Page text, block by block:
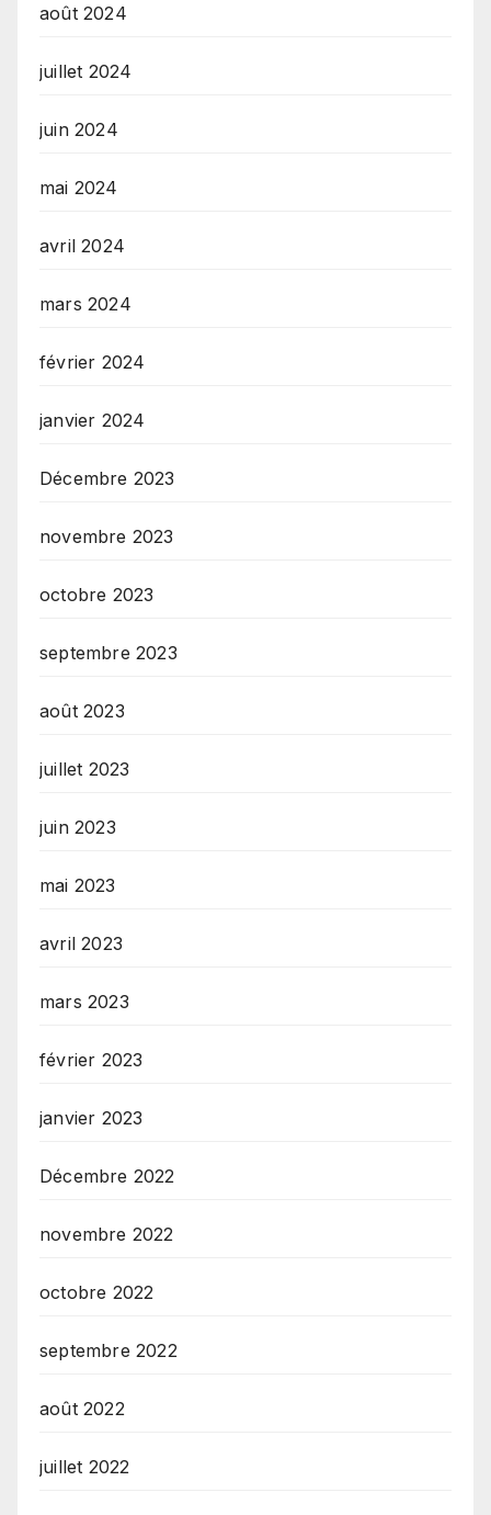
août 2024
juillet 2024
juin 2024
mai 2024
avril 2024
mars 2024
février 2024
janvier 2024
Décembre 2023
novembre 2023
octobre 2023
septembre 2023
août 2023
juillet 2023
juin 2023
mai 2023
avril 2023
mars 2023
février 2023
janvier 2023
Décembre 2022
novembre 2022
octobre 2022
septembre 2022
août 2022
juillet 2022